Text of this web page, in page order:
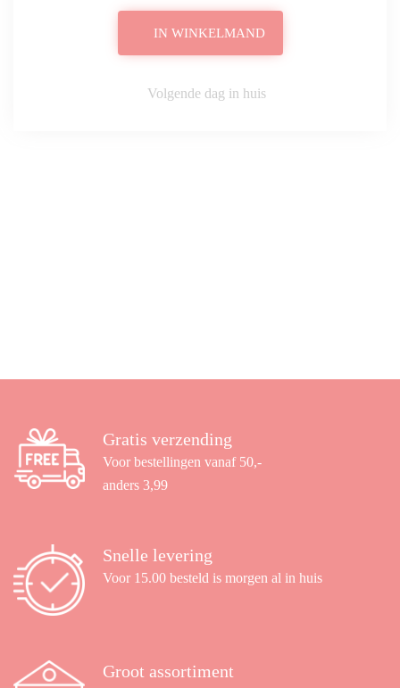
IN WINKELMAND
Volgende dag in huis
Gratis verzending
Voor bestellingen vanaf 50,-
anders 3,99
Snelle levering
Voor 15.00 besteld is morgen al in huis
Groot assortiment